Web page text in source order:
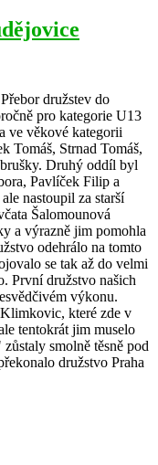
družstev do
pro kategorie U13
ve věkové kategorii
Tomáš, Strnad Tomáš,
Druhý oddíl byl
Pavlíček Filip a
nastoupil za starší
Šalomounová
a výrazně jim pomohla
odehrálo na tomto
se tak až do velmi
První družstvo našich
výkonu.
které zde v
tentokrát jim muselo
smolně těsně pod
družstvo Praha